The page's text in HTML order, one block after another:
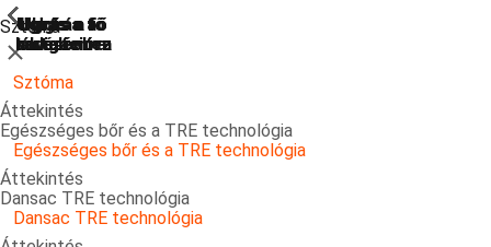
Ugrás a
kereséshez
Ugrás a fő
navigációra
Ugrás a fő
navigációra
Ugrás a fő
tartalomra
Ugrás a
láblécre
Sztóma
ShowPrevious
Bezárás
Sztóma
Áttekintés
Egészséges bőr és a TRE technológia
ShowPrevious
Egészséges bőr és a TRE technológia
Áttekintés
Dansac TRE technológia
ShowPrevious
Dansac TRE technológia
ShowPrevious
ShowPrevious
ShowPrevious
ShowPrevious
ShowPrevious
ShowPrevious
ShowPrevious
ShowPrevious
ShowPrevious
ShowPrevious
ShowPrevious
ShowPrevious
ShowPrevious
ShowPrevious
ShowPrevious
ShowPrevious
ShowPrevious
ShowPrevious